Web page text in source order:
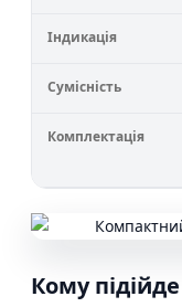
Індикація
Сумісність
Комплектація
Кому